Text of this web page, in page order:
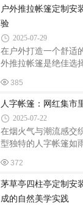
的关键要点。精准定
草亭四柱亭前，需明
若是放置在庭院，可
边花草景观相融合；
所，则要考虑到人流
够的容纳空间。同时
建筑风格来确定亭子
户外推拉帐篷定制安
验
2025-07-29
在户外打造一个舒适
外推拉帐篷是绝佳选
限可能。定制：契合
篷，首先要明确使用
业街的户外餐饮区，
和良好的通风性，可
料，在遮阳的同时让
庭庭院休闲区，可注
院风格相匹配的颜色
架材质常见的有铝合
385
人字帐篷：网红集市
2025-07-22
在烟火气与潮流感交
型独特的人字帐篷如
意市集到夜经济街区
性与艺术性的完美融
的美学标准。定制化
传统帐篷的单一形态
372
茅草亭四柱亭定制安
成的自然美学实践